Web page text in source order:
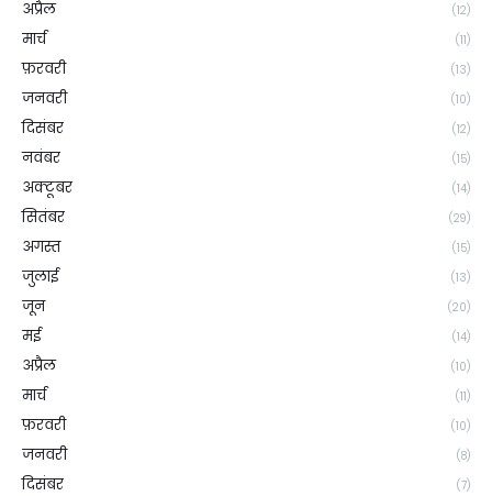
अप्रैल (12)
मार्च (11)
फ़रवरी (13)
जनवरी (10)
दिसंबर (12)
नवंबर (15)
अक्टूबर (14)
सितंबर (29)
अगस्त (15)
जुलाई (13)
जून (20)
मई (14)
अप्रैल (10)
मार्च (11)
फ़रवरी (10)
जनवरी (8)
दिसंबर (7)